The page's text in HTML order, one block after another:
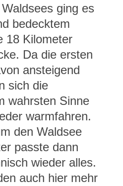
ging es
bedecktem
18 Kilometer
Da die ersten
ansteigend
sich die
wahrsten Sinne
warmfahren.
den Waldsee
passte dann
wieder alles.
auch hier mehr